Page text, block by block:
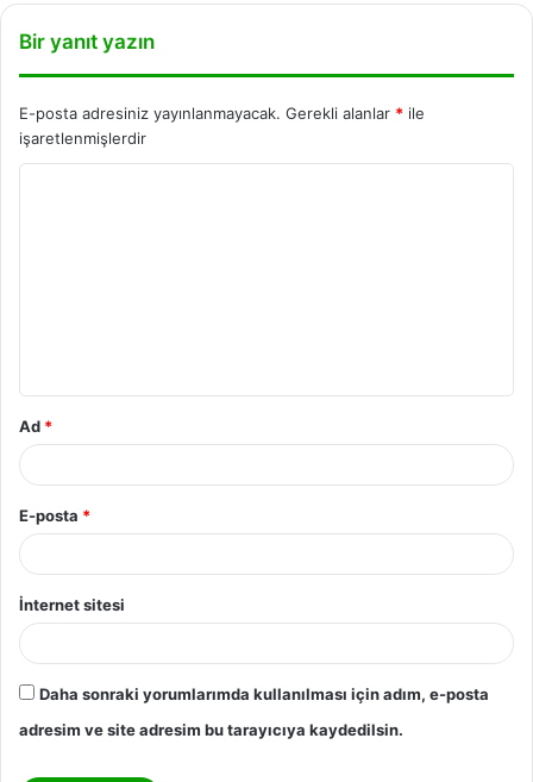
Bir yanıt yazın
E-posta adresiniz yayınlanmayacak. Gerekli alanlar * ile
işaretlenmişlerdir
Ad *
E-posta *
İnternet sitesi
Daha sonraki yorumlarımda kullanılması için adım, e-posta
adresim ve site adresim bu tarayıcıya kaydedilsin.